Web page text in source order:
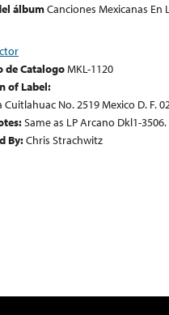
álbumCanciones Mexicanas En
de CatalogoMKL-1120
of Label:
No. 2519 Mexico D. F.
Same as LP Arcano Dkl1-3506.
By:Chris Strachwitz